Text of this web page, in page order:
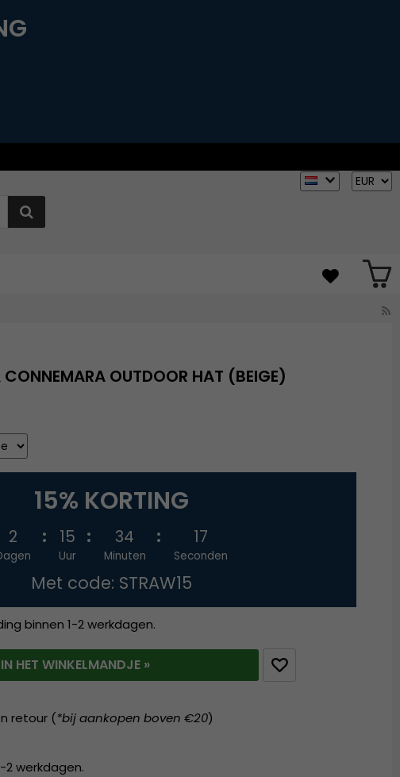
OUTDOOR HAT (BEIGE)
15% KORTING
2 15
Uur
34
Minuten
16
Seconden
Met code: STRAW15
binnen 1-2 werkdagen.
HET WINKELMANDJE »
retour (*bij aankopen boven €20)
werkdagen.